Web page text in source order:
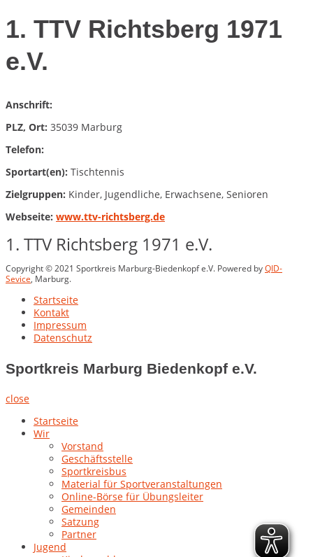
1. TTV Richtsberg 1971
e.V.
Anschrift:
PLZ, Ort: 35039 Marburg
Telefon:
Sportart(en): Tischtennis
Zielgruppen: Kinder, Jugendliche, Erwachsene, Senioren
Webseite: www.ttv-richtsberg.de
1. TTV Richtsberg 1971 e.V.
Copyright © 2021 Sportkreis Marburg-Biedenkopf e.V. Powered byQID-
Sevice, Marburg.
Startseite
Kontakt
Impressum
Datenschutz
Sportkreis Marburg Biedenkopf e.V.
close
Startseite
Wir
Vorstand
Geschäftsstelle
Sportkreisbus
Material für Sportveranstaltungen
Online-Börse für Übungsleiter
Gemeinden
Satzung
Partner
Jugend